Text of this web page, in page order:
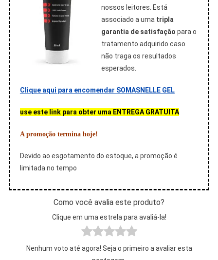
nossos leitores. Está
associado a uma tripla
garantia de satisfação para o
tratamento adquirido caso
não traga os resultados
esperados.
Clique aqui para encomendar SOMASNELLE GEL
use este link para obter uma ENTREGA GRATUITA
A promoção termina hoje!
Devido ao esgotamento do estoque, a promoção é
limitada no tempo
Como você avalia este produto?
Clique em uma estrela para avaliá-la!
Nenhum voto até agora! Seja o primeiro a avaliar esta